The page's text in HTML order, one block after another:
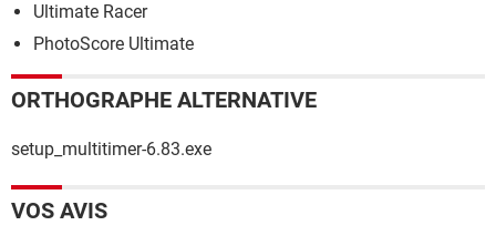
Ultimate Racer
PhotoScore Ultimate
ORTHOGRAPHE ALTERNATIVE
setup_multitimer-6.83.exe
VOS AVIS